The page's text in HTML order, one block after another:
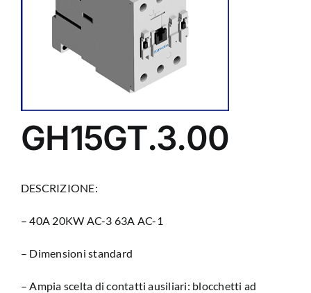
GH15GT.3.00
DESCRIZIONE:
– 40A 20KW AC-3 63A AC-1
– Dimensioni standard
– Ampia scelta di contatti ausiliari: blocchetti ad